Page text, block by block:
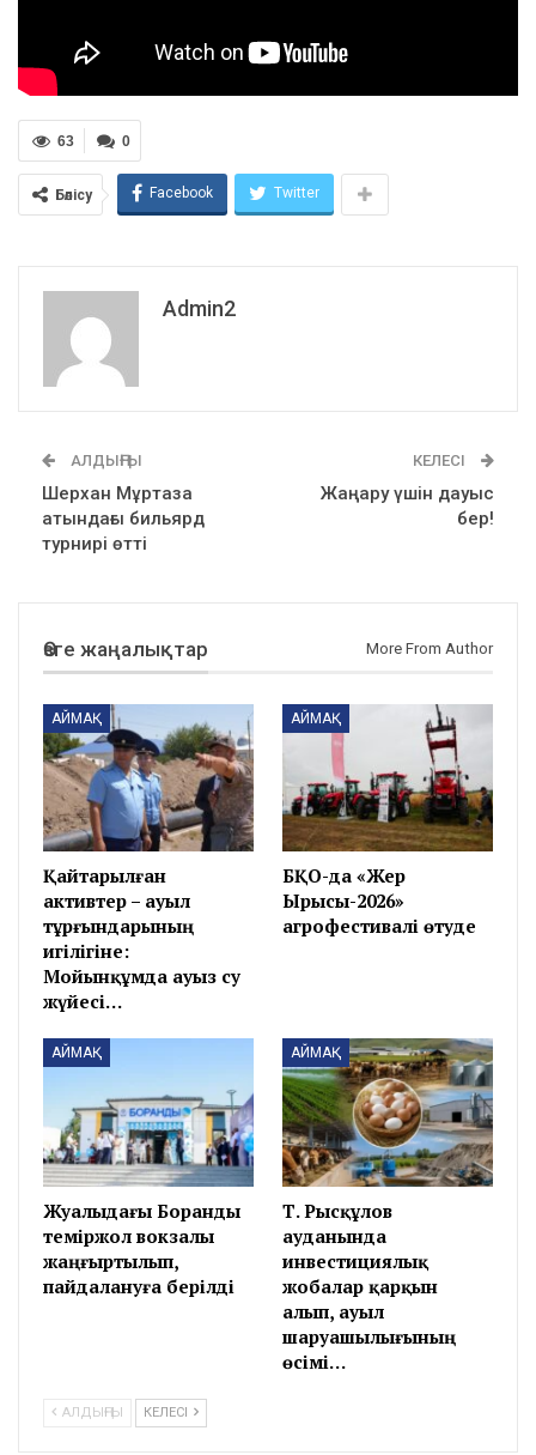
0
63
Бөлісу Facebook Twitter
Admin2
АЛДЫҢҒЫ
Шерхан Мұртаза
атындағы бильярд
турнирі өтті
КЕЛЕСІ
Жаңару үшін дауыс
бер!
Өзге жаңалықтар More From Author
АЙМАҚ
Қайтарылған
активтер – ауыл
тұрғындарының
игілігіне:
Мойынқұмда ауыз су
жүйесі…
АЙМАҚ
БҚО-да «Жер
Ырысы-2026»
агрофестивалі өтуде
АЙМАҚ
Жуалыдағы Боранды
теміржол вокзалы
жаңғыртылып,
пайдалануға берілді
АЙМАҚ
Т. Рысқұлов
ауданында
инвестициялық
жобалар қарқын
алып, ауыл
шаруашылығының
өсімі…
АЛДЫҢҒЫ КЕЛЕСІ